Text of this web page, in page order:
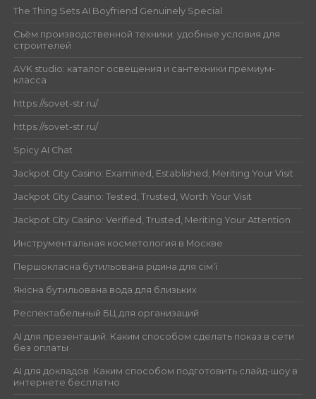
The Thing Sets AI Boyfriend Genuinely Special
Съём производственной техники: удобные условия для
строителей
AVK studio: каталог освещения и сантехники премиум-
класса
https://sovet-str.ru/
https://sovet-str.ru/
Spicy AI Chat
Jackpot City Casino: Examined, Established, Meriting Your Visit
Jackpot City Casino: Tested, Trusted, Worth Your Visit
Jackpot City Casino: Verified, Trusted, Meriting Your Attention
Инструментальная косметология в Москве
Першокласна бутильована рідина для сім’ї
Якісна бутильована вода для близьких
Респектабельный БЦ для организаций
AI для презентаций: Каким способом сделать показ в сети
без оплаты
AI для докладов: Каким способом подготовить слайд-шоу в
интернете бесплатно